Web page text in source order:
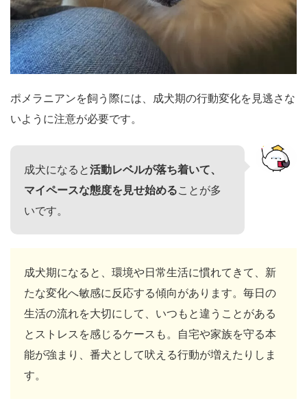
ポメラニアンを飼う際には、成犬期の行動変化を見逃さな
いように注意が必要です。
成犬になると活動レベルが落ち着いて、
マイペースな態度を見せ始めることが多
いです。
成犬期になると、環境や日常生活に慣れてきて、新
たな変化へ敏感に反応する傾向があります。毎日の
生活の流れを大切にして、いつもと違うことがある
とストレスを感じるケースも。自宅や家族を守る本
能が強まり、番犬として吠える行動が増えたりしま
す。